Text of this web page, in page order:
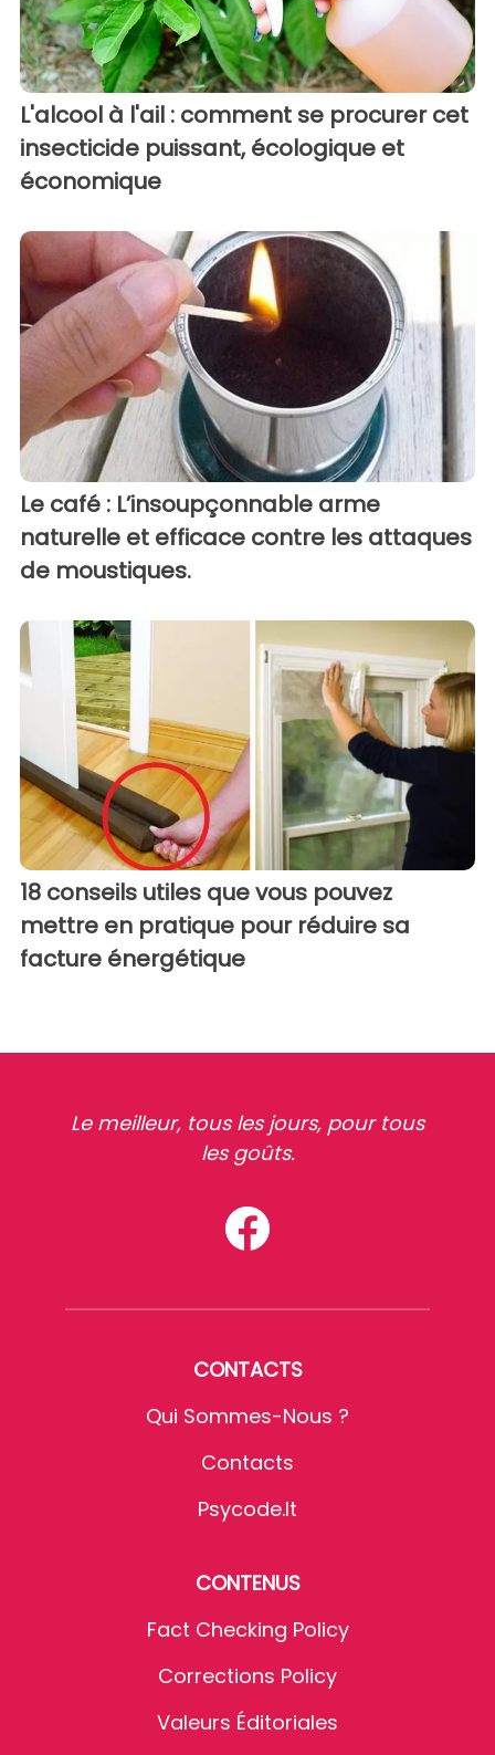
L'alcool à l'ail : comment se procurer cet
insecticide puissant, écologique et
économique
Le café : L’insoupçonnable arme
naturelle et efficace contre les attaques
de moustiques.
18 conseils utiles que vous pouvez
mettre en pratique pour réduire sa
facture énergétique
Le meilleur, tous les jours, pour tous
les goûts.
CONTACTS
Qui Sommes-Nous ?
Contacts
Psycode.it
CONTENUS
Fact Checking Policy
Corrections Policy
Valeurs Éditoriales